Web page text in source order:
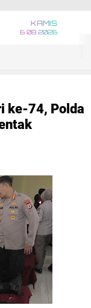
KAMIS
6 08 2026
ke-74, Polda